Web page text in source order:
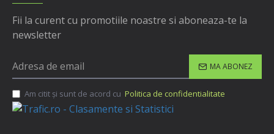
Fii la curent cu promotiile noastre si aboneaza-te la
newsletter
MA ABONEZ
Am citit şi sunt de acord cu Politica de confidentialitate